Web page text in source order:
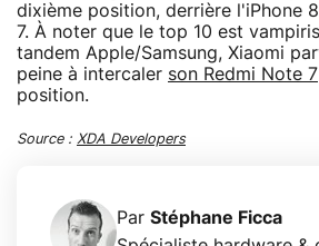
dixième position, derrière l'iPhone
7. À noter que le top 10 est
tandem Apple/Samsung, Xiaomi
peine à intercaler son Redmi Note 7
position.
Source : XDA Developers
Par Stéphane Ficca